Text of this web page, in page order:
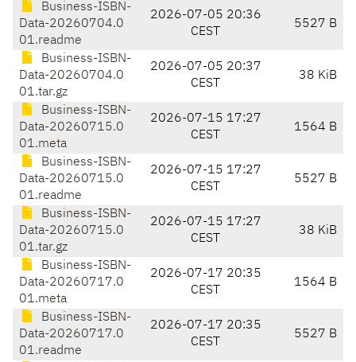
Business-ISBN-
Data-20260704.0
01.readme
2026-07-05 20:36
CEST
5527 B
Business-ISBN-
Data-20260704.0
01.tar.gz
2026-07-05 20:37
CEST
38 KiB
Business-ISBN-
Data-20260715.0
01.meta
2026-07-15 17:27
CEST
1564 B
Business-ISBN-
Data-20260715.0
01.readme
2026-07-15 17:27
CEST
5527 B
Business-ISBN-
Data-20260715.0
01.tar.gz
2026-07-15 17:27
CEST
38 KiB
Business-ISBN-
Data-20260717.0
01.meta
2026-07-17 20:35
CEST
1564 B
Business-ISBN-
Data-20260717.0
01.readme
2026-07-17 20:35
CEST
5527 B